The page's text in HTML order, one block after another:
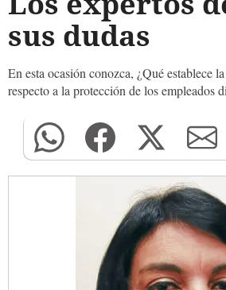
sus dudas
En esta ocasión conozca, ¿Qué establece
respecto a la protección de los empleados